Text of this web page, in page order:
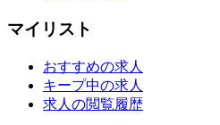
マイリスト
おすすめの求人
キープ中の求人
求人の閲覧履歴